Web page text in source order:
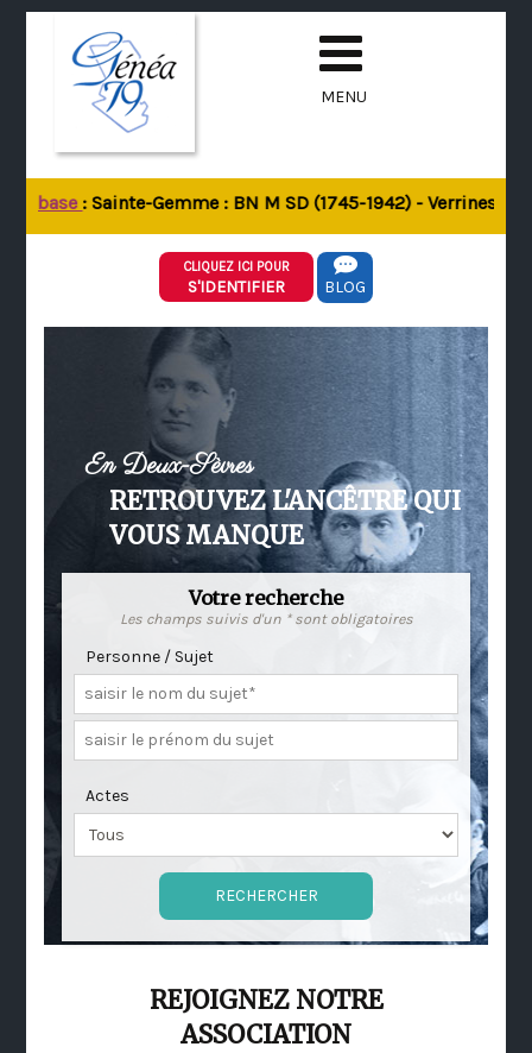
MENU
base: Sainte-Gemme : BN M SD (1745-1942) - Verrines-
CLIQUEZ ICI POUR
S'IDENTIFIER BLOG
En Deux-Sèvres
RETROUVEZ L'ANCÊTRE QUI
VOUS MANQUE
Votre recherche
Les champs suivis d'un * sont obligatoires
Personne / Sujet
Actes
REJOIGNEZ NOTRE
ASSOCIATION